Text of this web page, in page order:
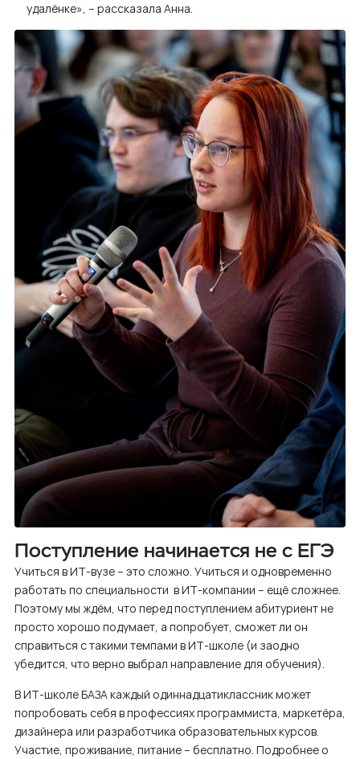
удалёнке», – рассказала Анна.
Поступление начинается не с ЕГЭ
Учиться в ИТ-вузе – это сложно. Учиться и одновременно
работать по специальности в ИТ-компании – ещё сложнее.
Поэтому мы ждём, что перед поступлением абитуриент не
просто хорошо подумает, а попробует, сможет ли он
справиться с такими темпами в ИТ-школе (и заодно
убедится, что верно выбрал направление для обучения).
В ИТ-школе БАЗА каждый одиннадцатиклассник может
попробовать себя в профессиях программиста, маркетёра,
дизайнера или разработчика образовательных курсов.
Участие, проживание, питание – бесплатно. Подробнее о